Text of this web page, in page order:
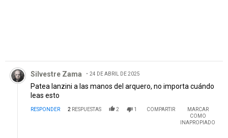
Comentario de Silvestre Zama.
Silvestre Zama 24 DE ABRIL DE 2025
Patea lanzini a las manos del arquero, no importa cuándo
leas esto
RESPONDER 2 RESPUESTAS 2 1 COMPARTIR
MARCAR
COMO
INAPROPIADO